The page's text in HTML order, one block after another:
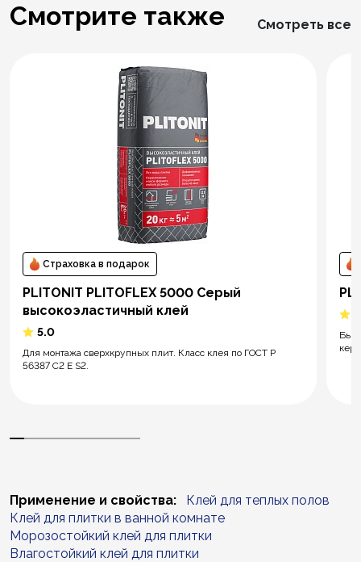
Смотрите также Смотреть все
Страховка в подарок
PLITONIT PLITOFLEX 5000 Серый
высокоэластичный клей
5.0
Для монтажа сверхкрупных плит. Класс клея по ГОСТ Р
56387 C2 E S2.
Применение и свойства:
Клей для теплых полов
Клей для плитки в ванной комнате
Морозостойкий клей для плитки
Влагостойкий клей для плитки